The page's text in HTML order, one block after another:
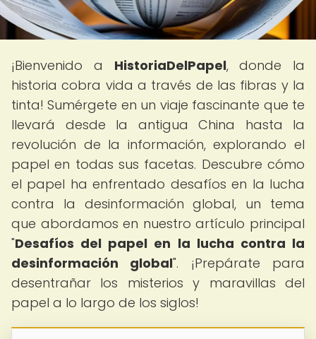
¡Bienvenido a HistoriaDelPapel, donde la
historia cobra vida a través de las fibras y la
tinta! Sumérgete en un viaje fascinante que te
llevará desde la antigua China hasta la
revolución de la información, explorando el
papel en todas sus facetas. Descubre cómo
el papel ha enfrentado desafíos en la lucha
contra la desinformación global, un tema
que abordamos en nuestro artículo principal
"Desafíos del papel en la lucha contra la
desinformación global". ¡Prepárate para
desentrañar los misterios y maravillas del
papel a lo largo de los siglos!